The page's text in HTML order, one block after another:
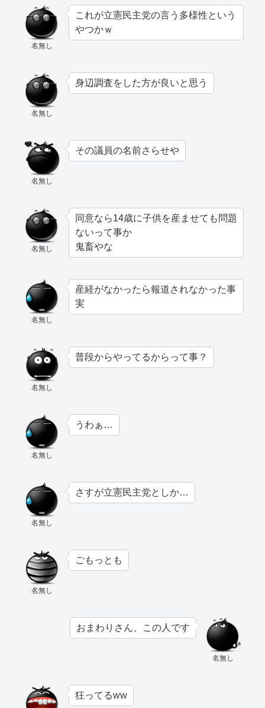
名無し
これが立憲民主党の言う多様性という
やつかｗ
名無し
身辺調査をした方が良いと思う
名無し
その議員の名前さらせや
名無し
同意なら14歳に子供を産ませても問題
ないって事か
鬼畜やな
名無し
産経がなかったら報道されなかった事
実
名無し
普段からやってるからって事？
名無し
うわぁ…
名無し
さすが立憲民主党としか…
名無し
ごもっとも
名無し
おまわりさん、この人です
狂ってるww